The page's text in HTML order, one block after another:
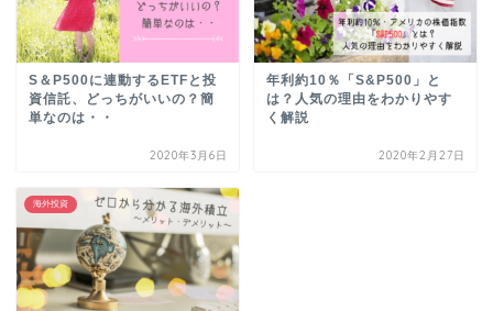
S＆P500に連動するETFと投
資信託、どっちがいいの？簡
単なのは・・
2020年3月6日
年利約10％「S&P500」と
は？人気の理由をわかりやす
く解説
2020年2月27日
海外投資